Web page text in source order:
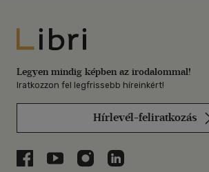
Libri
Legyen mindig képben az irodalommal!
Iratkozzon fel legfrissebb híreinkért!
Hírlevél-feliratkozás
Libri a Facebookon
Libri a Youtube-on
Libri az Instagramon
Libri a LinkedInen